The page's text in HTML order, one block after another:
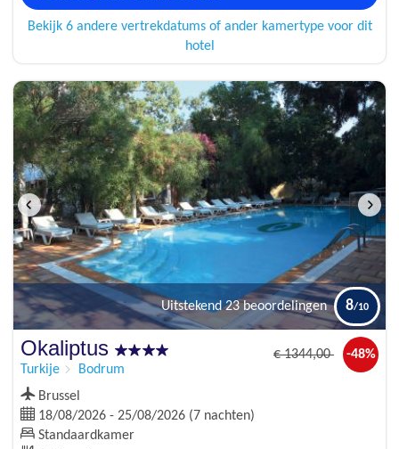
Bekijk 6 andere vertrekdatums of ander kamertype voor dit
hotel
Uitstekend 23 beoordelingen 8
Okaliptus
Turkije Bodrum
€1344,00 -48%
Brussel
18/08/2026 - 25/08/2026 (7 nachten)
Standaardkamer